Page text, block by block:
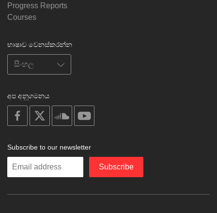
Progress Reports
Courses
භාෂාව වෙනස්කරන්න
අප අනුගමනය
on
facebook
soundcloud
Subscribe to our newsletter
Enter
Subscribe